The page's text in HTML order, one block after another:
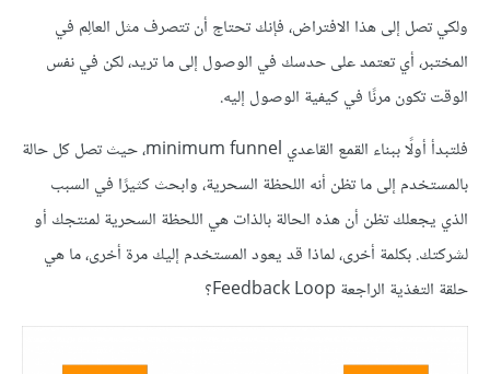
ولكي تصل إلى هذا الافتراض، فإنك تحتاج أن تتصرف مثل العالِم في
المختبر، أي تعتمد على حدسك في الوصول إلى ما تريد، لكن في نفس
الوقت تكون مرنًا في كيفية الوصول إليه.
فلتبدأ أولًا ببناء القمع القاعدي minimum funnel، حيث تصل كل حالة
بالمستخدم إلى ما تظن أنه اللحظة السحرية، وابحث كثيرًا في السبب
الذي يجعلك تظن أن هذه الحالة بالذات هي اللحظة السحرية لمنتجك أو
لشركتك. بكلمة أخرى، لماذا قد يعود المستخدم إليك مرة أخرى، ما هي
حلقة التغذية الراجعة Feedback Loop؟